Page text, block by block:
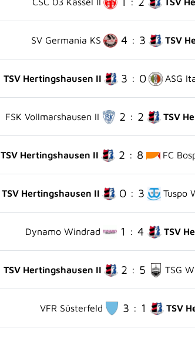
SV Germania KS 4 : 3 TSV
TSV Hertingshausen II 3 : 0 ASG
FSK Vollmarshausen II 2 : 2 TSV
TSV Hertingshausen II 2 : 8 FC
TSV Hertingshausen II 0 : 3 Tuspo
Dynamo Windrad 1 : 4 TSV
TSV Hertingshausen II 2 : 5 TSG
VFR Süsterfeld 3 : 1 TSV